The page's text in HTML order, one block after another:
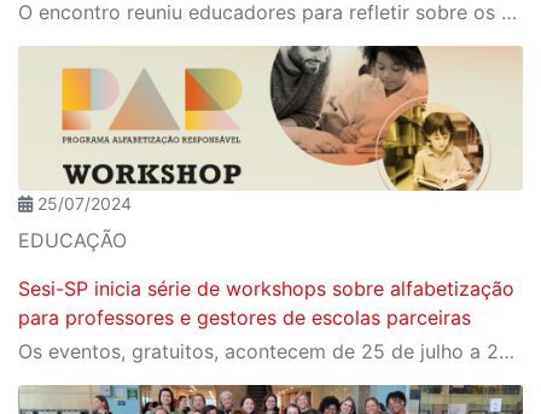
O encontro reuniu educadores para refletir sobre os desafios e as transformações da educação em tempos de inovação tecnológica
25/07/2024
EDUCAÇÃO
Sesi-SP inicia série de workshops sobre alfabetização
para professores e gestores de escolas parceiras
Os eventos, gratuitos, acontecem de 25 de julho a 27 de agosto, em 10 polos diferentes do estado de São Paulo